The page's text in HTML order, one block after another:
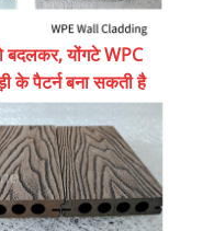
बदलकर, योंगटे WPC
के पैटर्न बना सकती है